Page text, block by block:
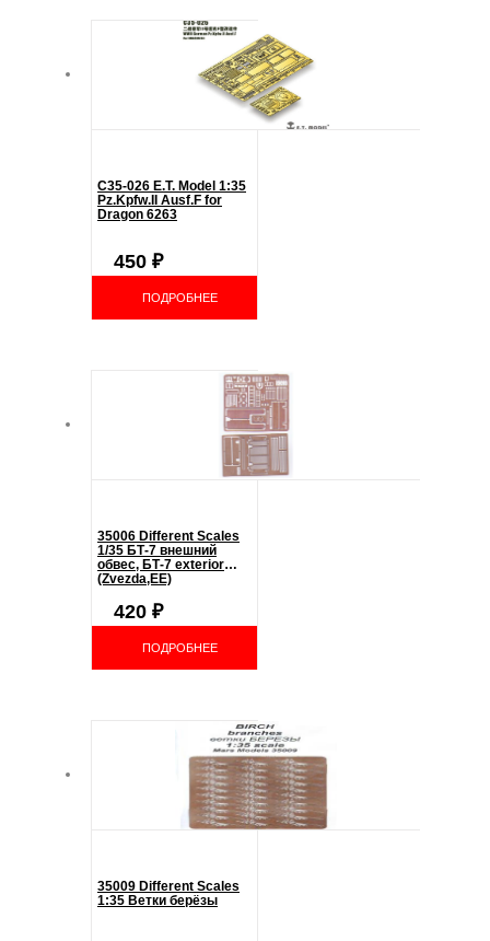
C35-026 E.T. Model 1:35
Pz.Kpfw.II Ausf.F for
Dragon 6263
450 ₽
ПОДРОБНЕЕ
35006 Different Scales
1/35 БТ-7 внешний
обвес, БТ-7 exterior
(Zvezda,EE)
420 ₽
ПОДРОБНЕЕ
35009 Different Scales
1:35 Ветки берёзы